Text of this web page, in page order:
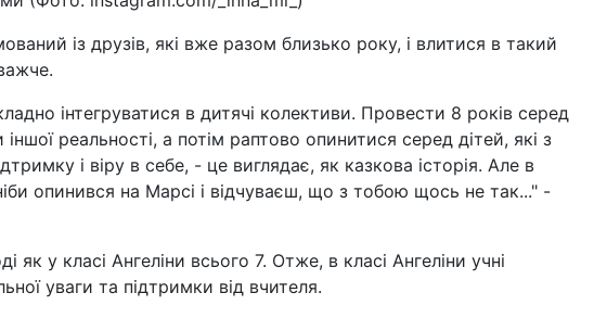
із друзів, які вже разом близько року, і влитися в такий
інтегруватися в дитячі колективи. Провести 8 років серед
реальності, а потім раптово опинитися серед дітей, які з
і віру в себе, - це виглядає, як казкова історія. Але в
опинився на Марсі і відчуваєш, що з тобою щось не так..." -
як у класі Ангеліни всього 7. Отже, в класі Ангеліни учні
уваги та підтримки від вчителя.